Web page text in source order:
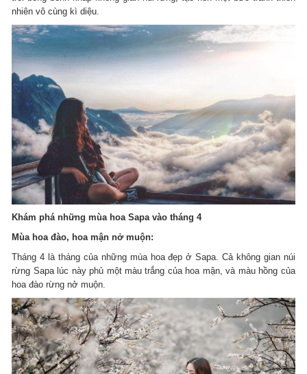
nhiên vô cùng kì diệu.
Khám phá những mùa hoa Sapa vào tháng 4
Mùa hoa đào, hoa mận nở muộn:
Tháng 4 là tháng của những mùa hoa đẹp ở Sapa. Cả không gian núi
rừng Sapa lúc này phủ một màu trắng của hoa mận, và màu hồng của
hoa đào rừng nở muộn.